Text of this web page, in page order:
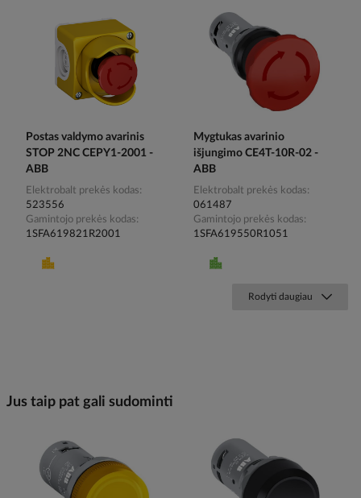
Postas valdymo avarinis
STOP 2NC CEPY1-2001 -
ABB
Elektrobalt prekės kodas
523556
Gamintojo prekės kodas
1SFA619821R2001
Mygtukas avarinio
išjungimo CE4T-10R-02 -
ABB
Elektrobalt prekės kodas
061487
Gamintojo prekės kodas
1SFA619550R1051
Rodyti daugiau
Jus taip pat gali sudominti